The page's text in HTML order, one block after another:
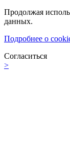
Продолжая
данных.
Подробнее о
Согласиться
>